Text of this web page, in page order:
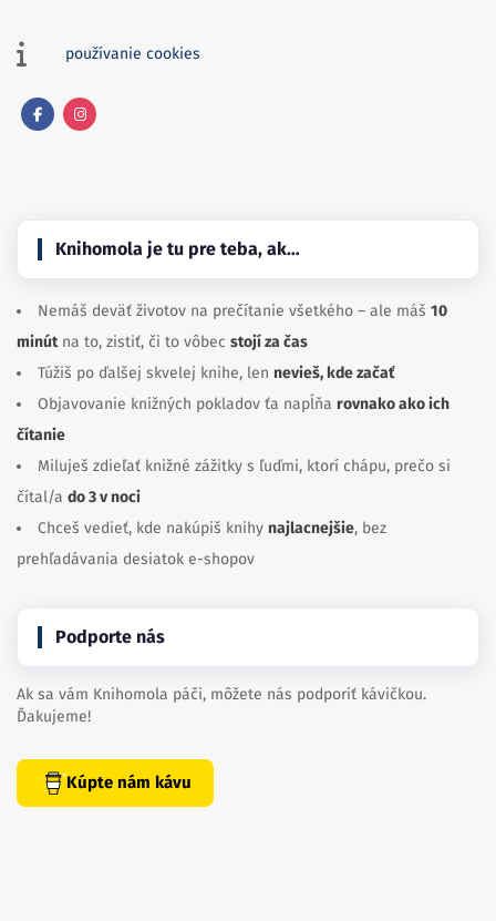
používanie cookies
Knihomola je tu pre teba, ak…
Nemáš deväť životov na prečítanie všetkého – ale máš 10
minútna to, zistiť, či to vôbec stojí za čas
Túžiš po ďalšej skvelej knihe, len nevieš, kde začať
Objavovanie knižných pokladov ťa napĺňa rovnako ako ich
čítanie
Miluješ zdieľať knižné zážitky s ľuďmi, ktorí chápu, prečo si
čítal/a do 3 v noci
Chceš vedieť, kde nakúpiš knihy najlacnejšie, bez
prehľadávania desiatok e-shopov
Podporte nás
Ak sa vám Knihomola páči, môžete nás podporiť kávičkou.
Ďakujeme!
Kúpte nám kávu